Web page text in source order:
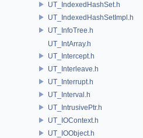
UT_IndexedHashSet.h
UT_IndexedHashSetImpl.h
UT_InfoTree.h
UT_IntArray.h
UT_Intercept.h
UT_Interleave.h
UT_Interrupt.h
UT_Interval.h
UT_IntrusivePtr.h
UT_IOContext.h
UT_IOObject.h